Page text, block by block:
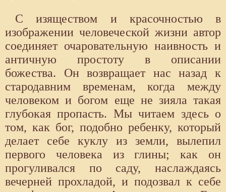
С изяществом и красочностью в
изображении человеческой жизни автор
соединяет очаровательную наивность и
античную простоту в описании
божества. Он возвращает нас назад к
стародавним временам, когда между
человеком и богом еще не зияла такая
глубокая пропасть. Мы читаем здесь о
том, как бог, подобно ребенку, который
делает себе куклу из земли, вылепил
первого человека из глины; как он
прогуливался по саду, наслаждаясь
вечерней прохладой, и подозвал к себе